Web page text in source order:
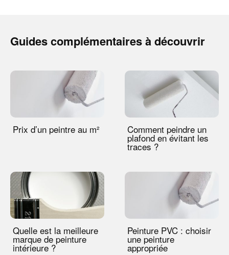
Guides complémentaires à découvrir
Prix d’un peintre au m² Comment peindre un
plafond en évitant les
traces ?
Quelle est la meilleure
marque de peinture
intérieure ?
Peinture PVC : choisir
une peinture
appropriée